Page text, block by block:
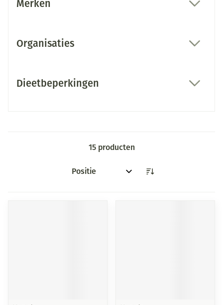
Merken
Organisaties
Dieetbeperkingen
15producten
Sorteer op: